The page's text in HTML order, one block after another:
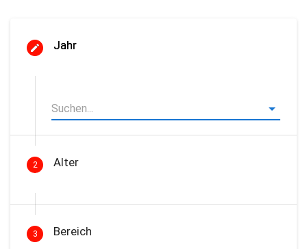
Jahr
2 Alter
3 Bereich